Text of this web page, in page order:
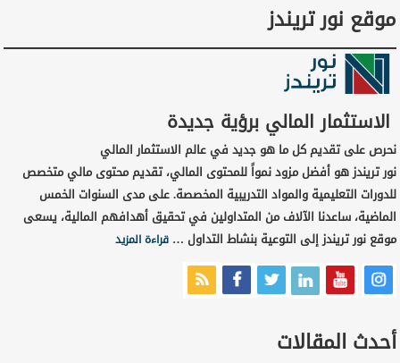
موقع نور تريندز
الاستثمار المالي برؤية جديدة
نحرص على تقديم كل ما هو جديد في عالم الاستثمار المالي
نور تريندز هو أفضل مزود نمواً للمحتوى المالي، تقديم محتوى مالي متخصص
للدورات التعليمية والمواد التدريبية المخصصة. على مدى السنوات الخمس
الماضية، ساعدنا الآلاف من المتداولين في تحقيق أهدافهم المالية، يسعى
موقع نور تريندز إلى التوعية بنشاط التداول …قراءة المزيد
أحدث المقالات